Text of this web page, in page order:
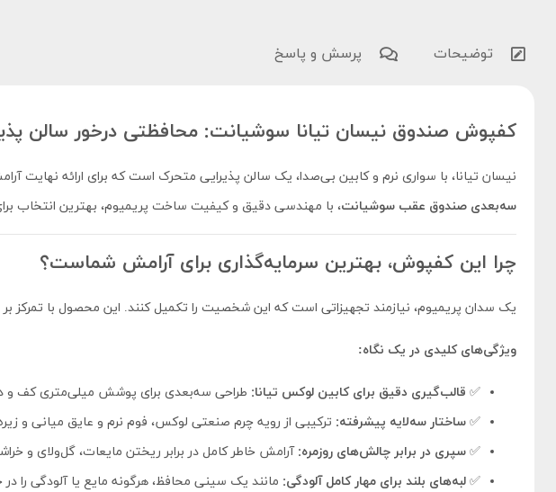
توضیحات پرسش و پاسخ
کفپوش صندوق نیسان تیانا سوشیانت: محافظتی درخور سالن
نیسان تیانا، با سواری نرم و کابین بی‌صدا، یک سالن پذیرایی متحرک است که برای ارائه
سه‌بعدی صندوق عقب سوشیانت، با مهندسی دقیق و کیفیت ساخت پریمیوم، بهترین انتخاب
چرا این کفپوش، بهترین سرمایه‌گذاری برای آرامش شماست؟
یک سدان پریمیوم، نیازمند تجهیزاتی است که این شخصیت را تکمیل کنند. این محصول با تمرکز
ویژگی‌های کلیدی در یک نگاه:
✅ قالب‌گیری دقیق برای کابین لوکس تیانا: طراحی سه‌بعدی برای پوشش میلی‌متری کف و
✅ساختار سه‌لایه پیشرفته: ترکیبی از رویه چرم صنعتی لوکس، فوم نرم و عایق میانی و
✅سپری در برابر چالش‌های روزمره: آرامش خاطر کامل در برابر ریختن مایعات، گل‌ولای و
✅لبه‌های بلند برای مهار کامل آلودگی: مانند یک سینی محافظ، هرگونه مایع یا آلودگی